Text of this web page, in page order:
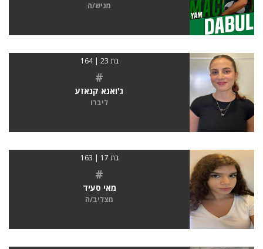
מגיש/ה
בת 23 | 164
#
ג'ואנא קנאזע
ליברו
בת 17 | 163
#
מאי סעיד
מצליב/ה